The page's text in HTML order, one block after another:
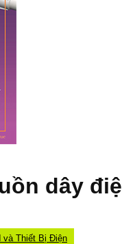
dây
và Thiết Bị Điện